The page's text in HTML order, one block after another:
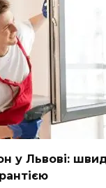
у Львові: